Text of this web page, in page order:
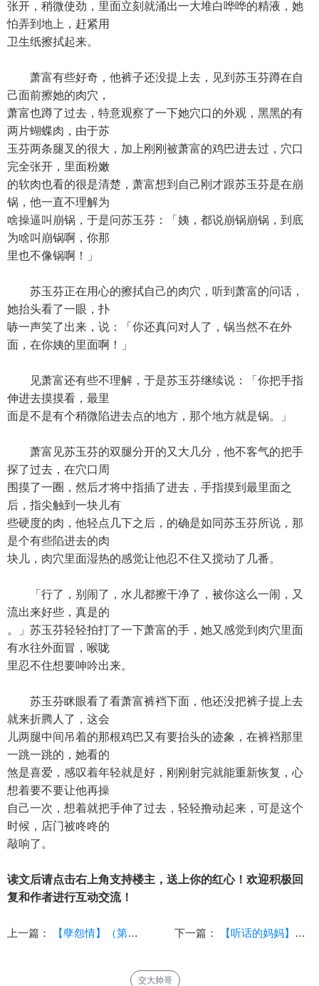
张开，稍微使劲，里面立刻就涌出一大堆白哗哗的精液，她
怕弄到地上，赶紧用
卫生纸擦拭起来。
萧富有些好奇，他裤子还没提上去，见到苏玉芬蹲在自
己面前擦她的肉穴，
萧富也蹲了过去，特意观察了一下她穴口的外观，黑黑的有
两片蝴蝶肉，由于苏
玉芬两条腿叉的很大，加上刚刚被萧富的鸡巴进去过，穴口
完全张开，里面粉嫩
的软肉也看的很是清楚，萧富想到自己刚才跟苏玉芬是在崩
锅，他一直不理解为
啥操逼叫崩锅，于是问苏玉芬：「姨，都说崩锅崩锅，到底
为啥叫崩锅啊，你那
里也不像锅啊！」
苏玉芬正在用心的擦拭自己的肉穴，听到萧富的问话，
她抬头看了一眼，扑
哧一声笑了出来，说：「你还真问对人了，锅当然不在外
面，在你姨的里面啊！」
见萧富还有些不理解，于是苏玉芬继续说：「你把手指
伸进去摸摸看，最里
面是不是有个稍微陷进去点的地方，那个地方就是锅。」
萧富见苏玉芬的双腿分开的又大几分，他不客气的把手
探了过去，在穴口周
围摸了一圈，然后才将中指插了进去，手指摸到最里面之
后，指尖触到一块儿有
些硬度的肉，他轻点几下之后，的确是如同苏玉芬所说，那
是个有些陷进去的肉
块儿，肉穴里面湿热的感觉让他忍不住又搅动了几番。
「行了，别闹了，水儿都擦干净了，被你这么一闹，又
流出来好些，真是的
。」苏玉芬轻轻拍打了一下萧富的手，她又感觉到肉穴里面
有水往外面冒，喉咙
里忍不住想要呻吟出来。
苏玉芬眯眼看了看萧富裤裆下面，他还没把裤子提上去
就来折腾人了，这会
儿两腿中间吊着的那根鸡巴又有要抬头的迹象，在裤裆那里
一跳一跳的，她看的
煞是喜爱，感叹着年轻就是好，刚刚射完就能重新恢复，心
想着要不要让他再操
自己一次，想着就把手伸了过去，轻轻撸动起来，可是这个
时候，店门被咚咚的
敲响了。
读文后请点击右上角支持楼主，送上你的红心！欢迎积极回
复和作者进行互动交流！
上一篇： 【孽怨情】（第十八章） 下一篇： 【听话的妈妈】（上）
交大帅哥